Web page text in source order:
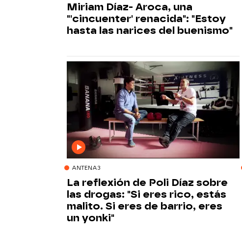
Miriam Díaz- Aroca, una
"'cincuenter' renacida": "Estoy
hasta las narices del buenismo"
ANTENA3
La reflexión de Poli Díaz sobre
las drogas: "Si eres rico, estás
malito. Si eres de barrio, eres
un yonki"